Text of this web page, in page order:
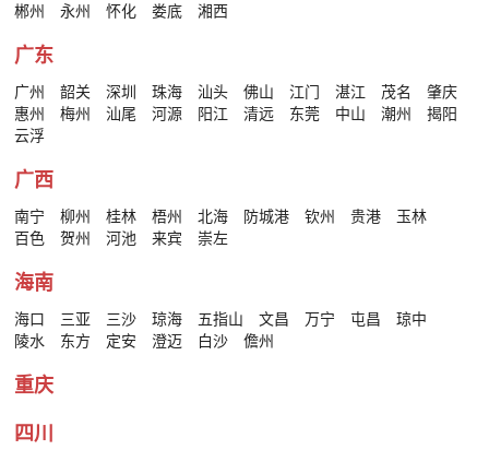
郴州
永州 怀化 娄底 湘西
广东
广州 韶关 深圳 珠海 汕头 佛山 江门 湛江 茂名
肇庆
惠州
梅州 汕尾 河源 阳江 清远 东莞 中山 潮州
揭阳
云浮
广西
南宁 柳州 桂林 梧州 北海 防城港 钦州 贵港
玉林
百色
贺州 河池 来宾 崇左
海南
海口 三亚 三沙 琼海 五指山 文昌 万宁 屯昌
琼中
陵水
东方 定安 澄迈 白沙 儋州
重庆
四川